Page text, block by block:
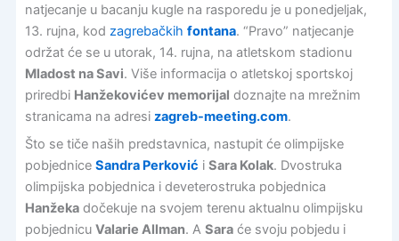
natjecanje u bacanju kugle na rasporedu je u ponedjeljak,
13. rujna, kod zagrebačkih fontana. “Pravo” natjecanje
održat će se u utorak, 14. rujna, na atletskom stadionu
Mladost na Savi. Više informacija o atletskoj sportskoj
priredbi Hanžekovićev memorijal doznajte na mrežnim
stranicama na adresi zagreb-meeting.com.
Što se tiče naših predstavnica, nastupit će olimpijske
pobjednice Sandra Perković i Sara Kolak. Dvostruka
olimpijska pobjednica i deveterostruka pobjednica
Hanžekadočekuje na svojem terenu aktualnu olimpijsku
pobjednicu Valarie Allman. A Saraće svoju pobjedu i